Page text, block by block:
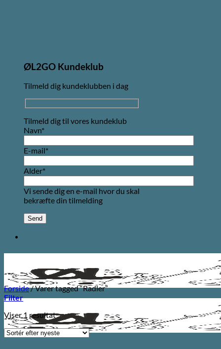
ØL2GO Kundeklub
Tilmeld dig kundeklubben i dag
Tilmeld dig til vores kundeklub
Navn*
E-mail*
Alder*
Vi sende dig en e-mail hvor du skal
bekræfte din tilmelding
Forside/Varer tagged “Radler”
Filter
Viser 1 resultat